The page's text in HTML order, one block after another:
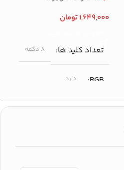
1,649,000تومان
تعداد کلید ها ۸ دکمه
RGB دارد
حداکثر دقت (DPI)